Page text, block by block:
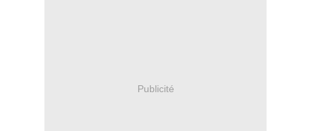
Publicité